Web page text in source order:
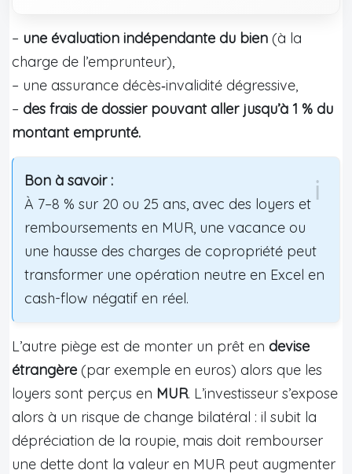
– une évaluation indépendante du bien (à la
charge de l’emprunteur),
– une assurance décès‑invalidité dégressive,
– des frais de dossier pouvant aller jusqu’à 1 % du
montant emprunté.
Bon à savoir :
À 7–8 % sur 20 ou 25 ans, avec des loyers et
remboursements en MUR, une vacance ou
une hausse des charges de copropriété peut
transformer une opération neutre en Excel en
cash-flow négatif en réel.
L’autre piège est de monter un prêt en devise
étrangère (par exemple en euros) alors que les
loyers sont perçus en MUR. L’investisseur s’expose
alors à un risque de change bilatéral : il subit la
dépréciation de la roupie, mais doit rembourser
une dette dont la valeur en MUR peut augmenter